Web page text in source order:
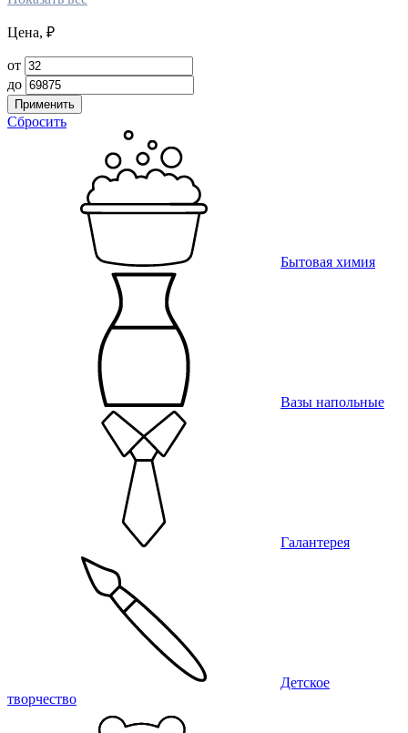
Цена, ₽
от
до
Применить
Сбросить
Бытовая химия
Вазы напольные
Галантерея
Детское
творчество